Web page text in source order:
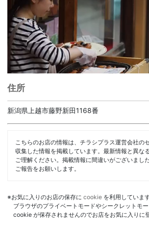
住所
新潟県上越市藤野新田1168番
こちらのお店の情報は、チラシプラス運営会社の
収集した情報を掲載しています。最新情報と異な
ご理解ください。掲載情報に間違いがございまし
ご報告をお願いします。
※お気に入りのお店の保存に cookie を利用しています
ブラウザのプライベートモードやシークレットモ
cookie が保存されませんのでお店をお気に入りに